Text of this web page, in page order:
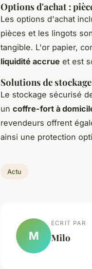
Options d'achat :
Les options d'achat
pièces et les lingots
tangible. L'or papier,
liquidité accrue et est
Solutions de
Le stockage sécurisé
un coffre-fort à
revendeurs offrent
ainsi une protection
Actu
M
ECRIT PAR
Milo